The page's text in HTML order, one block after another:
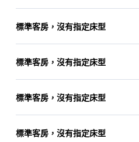
標準客房，沒有指定床型
標準客房，沒有指定床型
標準客房，沒有指定床型
標準客房，沒有指定床型